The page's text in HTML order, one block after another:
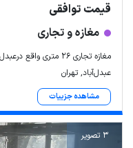
قیمت توافقی
مغازه و تجاری
مغازه تجاری ۲۶ متری واقع درعبدل آباد
عبدل‌آباد, تهران
مشاهده جزییات
3 تصویر